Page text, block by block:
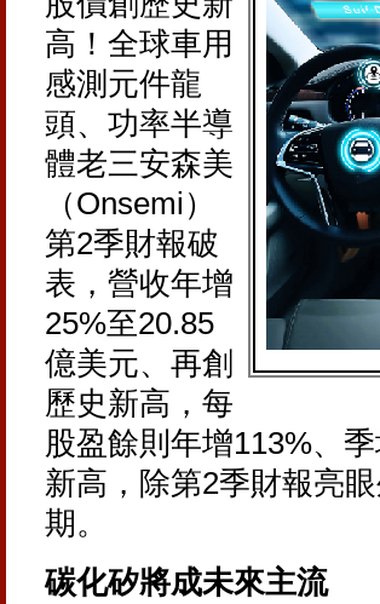
高！全球車用
感測元件龍
頭、功率半導
體老三安森美
（Onsemi）
第2季財報破
表，營收年增
25%至20.85
億美元、再創
歷史新高，每
股盈餘則年增113%、
新高，除第2季財報亮
期。
碳化矽將成未來主流